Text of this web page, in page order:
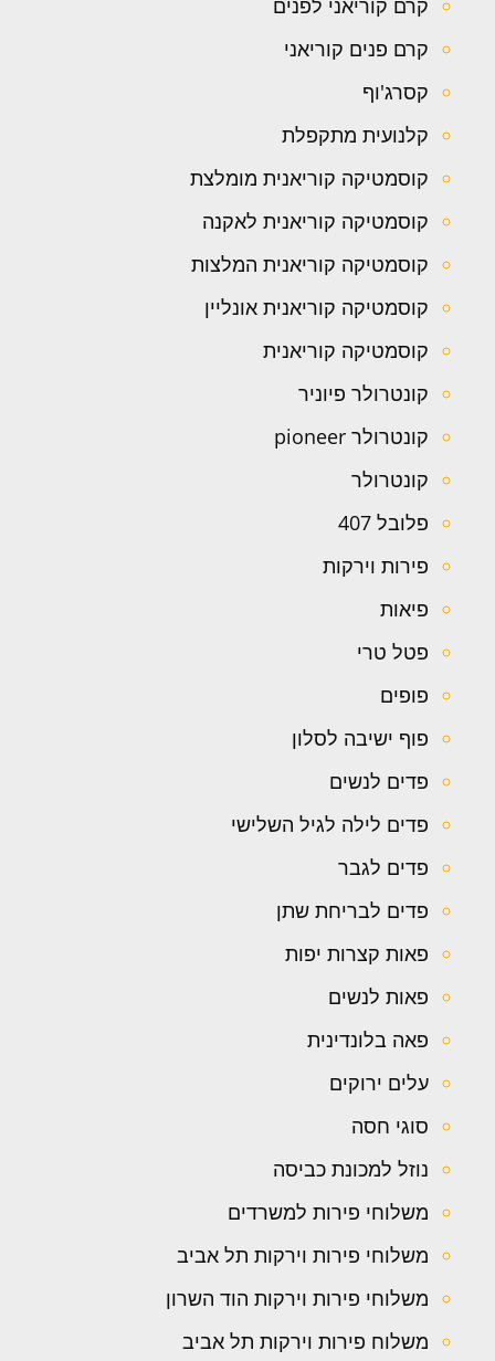
קרם קוריאני לפנים
קרם פנים קוריאני
קסרג'וף
קלנועית מתקפלת
קוסמטיקה קוריאנית מומלצת
קוסמטיקה קוריאנית לאקנה
קוסמטיקה קוריאנית המלצות
קוסמטיקה קוריאנית אונליין
קוסמטיקה קוריאנית
קונטרולר פיוניר
קונטרולר pioneer
קונטרולר
פלובל 407
פירות וירקות
פיאות
פטל טרי
פופים
פוף ישיבה לסלון
פדים לנשים
פדים לילה לגיל השלישי
פדים לגבר
פדים לבריחת שתן
פאות קצרות יפות
פאות לנשים
פאה בלונדינית
עלים ירוקים
סוגי חסה
נוזל למכונת כביסה
משלוחי פירות למשרדים
משלוחי פירות וירקות תל אביב
משלוחי פירות וירקות הוד השרון
משלוח פירות וירקות תל אביב